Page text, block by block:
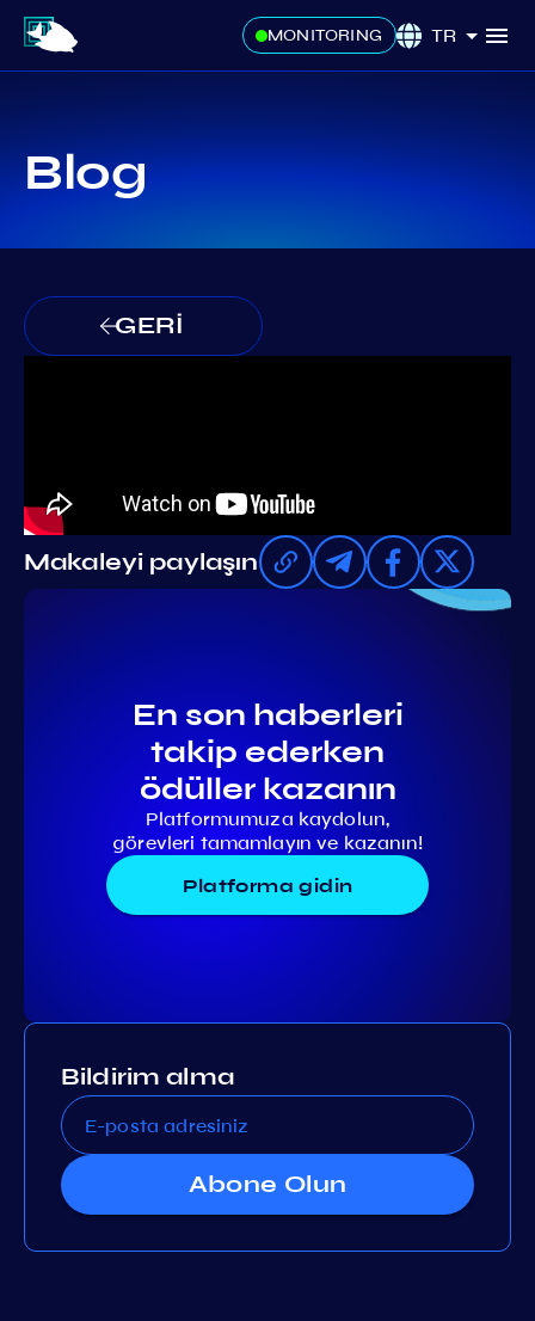
MONITORING TR
Blog
GERİ
Makaleyi paylaşın
En son haberleri
takip ederken
ödüller kazanın
Platformumuza kaydolun,
görevleri tamamlayın ve kazanın!
Platforma gidin
Bildirim alma
Abone Olun